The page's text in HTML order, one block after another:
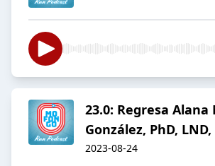
23.0: Regresa
González, PhD, LND,
2023-08-24